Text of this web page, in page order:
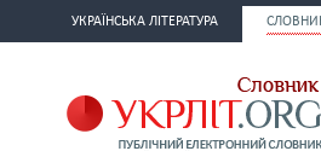
УКРАЇНСЬКА ЛІТЕРАТУРА